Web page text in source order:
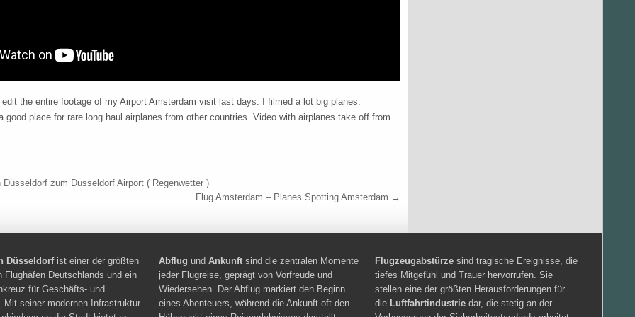
the entire footage of my Airport Amsterdam visit last days. I filmed a lot big planes.
good place for rare long haul airplanes from other countries. Video with airplanes take off from
zum Dusseldorf Airport ( Regenwetter )
Flug Amsterdam – Planes Spotting Amsterdam →
Düsseldorfist einer der größten
Flughäfen Deutschlands und ein
für Geschäfts- und
Mit seiner modernen Infrastruktur
Abflug und Ankunft sind die zentralen Momente
jeder Flugreise, geprägt von Vorfreude und
Wiedersehen. Der Abflug markiert den Beginn
eines Abenteuers, während die Ankunft oft den
Flugzeugabstürze sind tragische Ereignisse, die
tiefes Mitgefühl und Trauer hervorrufen. Sie
stellen eine der größten Herausforderungen für
die Luftfahrtindustrie dar, die stetig an der